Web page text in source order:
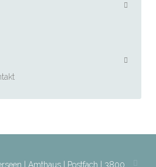
| Amthaus | Postfach | 3800